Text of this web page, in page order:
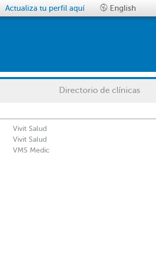
Actualiza tu perfil aquí English
Directorio de clínicas
Vivit Salud
Vivit Salud
VMS Medic